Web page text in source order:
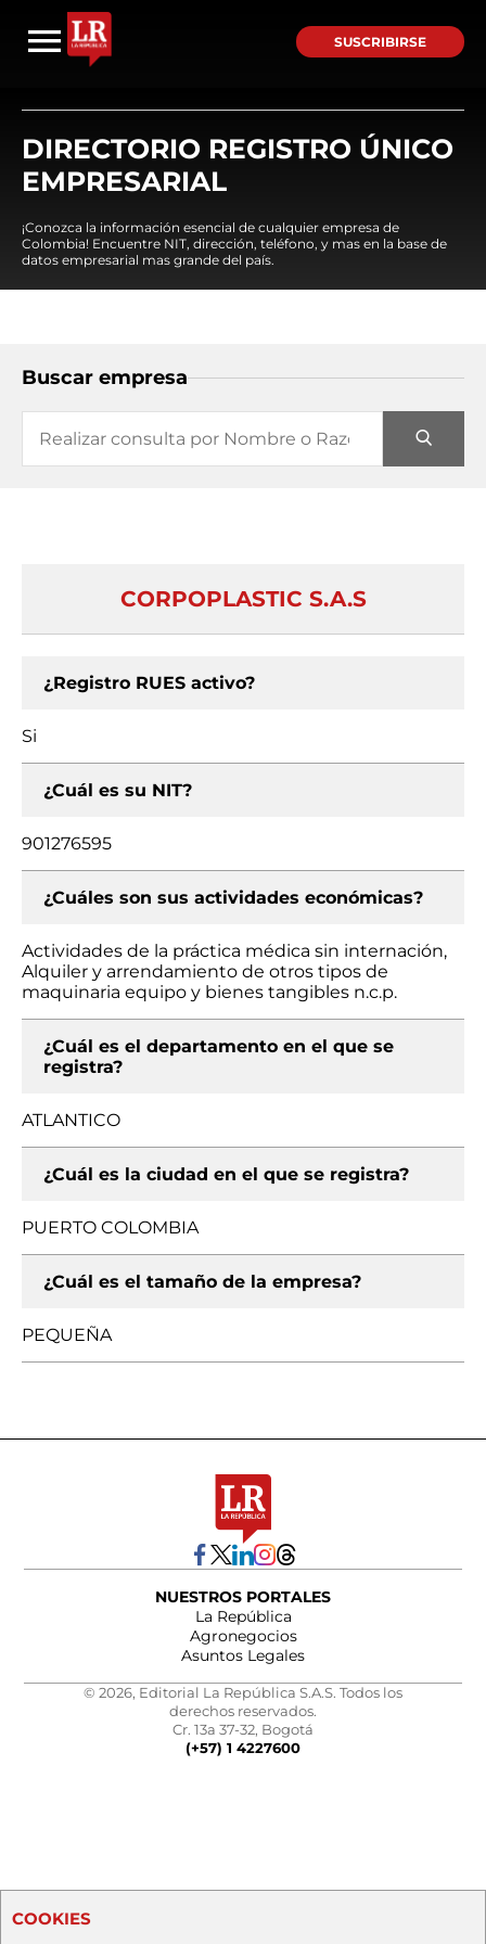
SUSCRIBIRSE
DIRECTORIO REGISTRO ÚNICO
EMPRESARIAL
¡Conozca la información esencial de cualquier empresa de
Colombia! Encuentre NIT, dirección, teléfono, y mas en la base de
datos empresarial mas grande del país.
Buscar empresa
CORPOPLASTIC S.A.S
¿Registro RUES activo?
Si
¿Cuál es su NIT?
901276595
¿Cuáles son sus actividades económicas?
Actividades de la práctica médica sin internación,
Alquiler y arrendamiento de otros tipos de
maquinaria equipo y bienes tangibles n.c.p.
¿Cuál es el departamento en el que se
registra?
ATLANTICO
¿Cuál es la ciudad en el que se registra?
PUERTO COLOMBIA
¿Cuál es el tamaño de la empresa?
PEQUEÑA
NUESTROS PORTALES
La República
Agronegocios
Asuntos Legales
© 2026, Editorial La República S.A.S. Todos los
derechos reservados.
Cr. 13a 37-32, Bogotá
(+57) 1 4227600
COOKIES